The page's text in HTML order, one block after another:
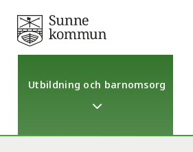
Utbildning och barnomsorg